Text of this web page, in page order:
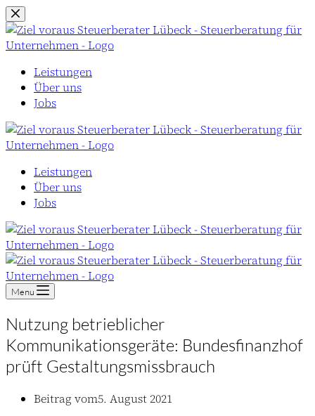
Zum
Inhalt
springen
Leistungen
Über uns
Jobs
Leistungen
Über uns
Jobs
Menu
Nutzung betrieblicher
Kommunikationsgeräte: Bundesfinanzhof
prüft Gestaltungsmissbrauch
Beitrag vom5. August 2021